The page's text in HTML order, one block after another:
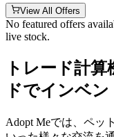
View All Offers
No featured offers
live stock.
トレード計
ドでインベ
Adopt Meでは、ペッ